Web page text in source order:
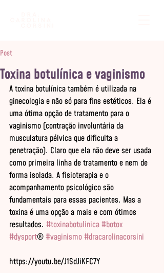
Post
Toxina botulínica e vaginismo
A toxina botulínica também é utilizada na
ginecologia e não só para fins estéticos. Ela é
uma ótima opção de tratamento para o
vaginismo (contração involuntária da
musculatura pélvica que dificulta a
penetração). Claro que ela não deve ser usada
como primeira linha de tratamento e nem de
forma isolada. A fisioterapia e o
acompanhamento psicológico são
fundamentais para essas pacientes. Mas a
toxina é uma opção a mais e com ótimos
resultados. #toxinabotulinica#botox
#dysport® #vaginismo#dracarolinacorsini